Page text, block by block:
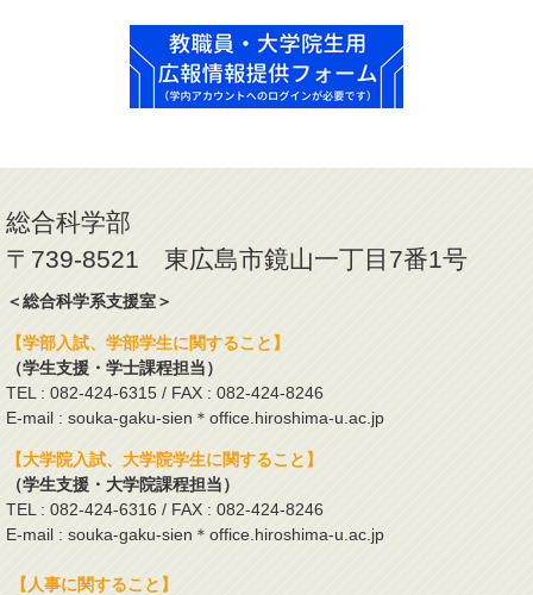
総合科学部
〒739-8521 東広島市鏡山一丁目7番1号
＜総合科学系支援室＞
【学部入試、学部学生に関すること】
（学生支援・学士課程担当）
TEL : 082-424-6315 / FAX : 082-424-8246
E-mail : souka-gaku-sien＊office.hiroshima-u.ac.jp
【大学院入試、大学院学生に関すること】
（学生支援・大学院課程担当）
TEL : 082-424-6316 / FAX : 082-424-8246
E-mail : souka-gaku-sien＊office.hiroshima-u.ac.jp
【人事に関すること】